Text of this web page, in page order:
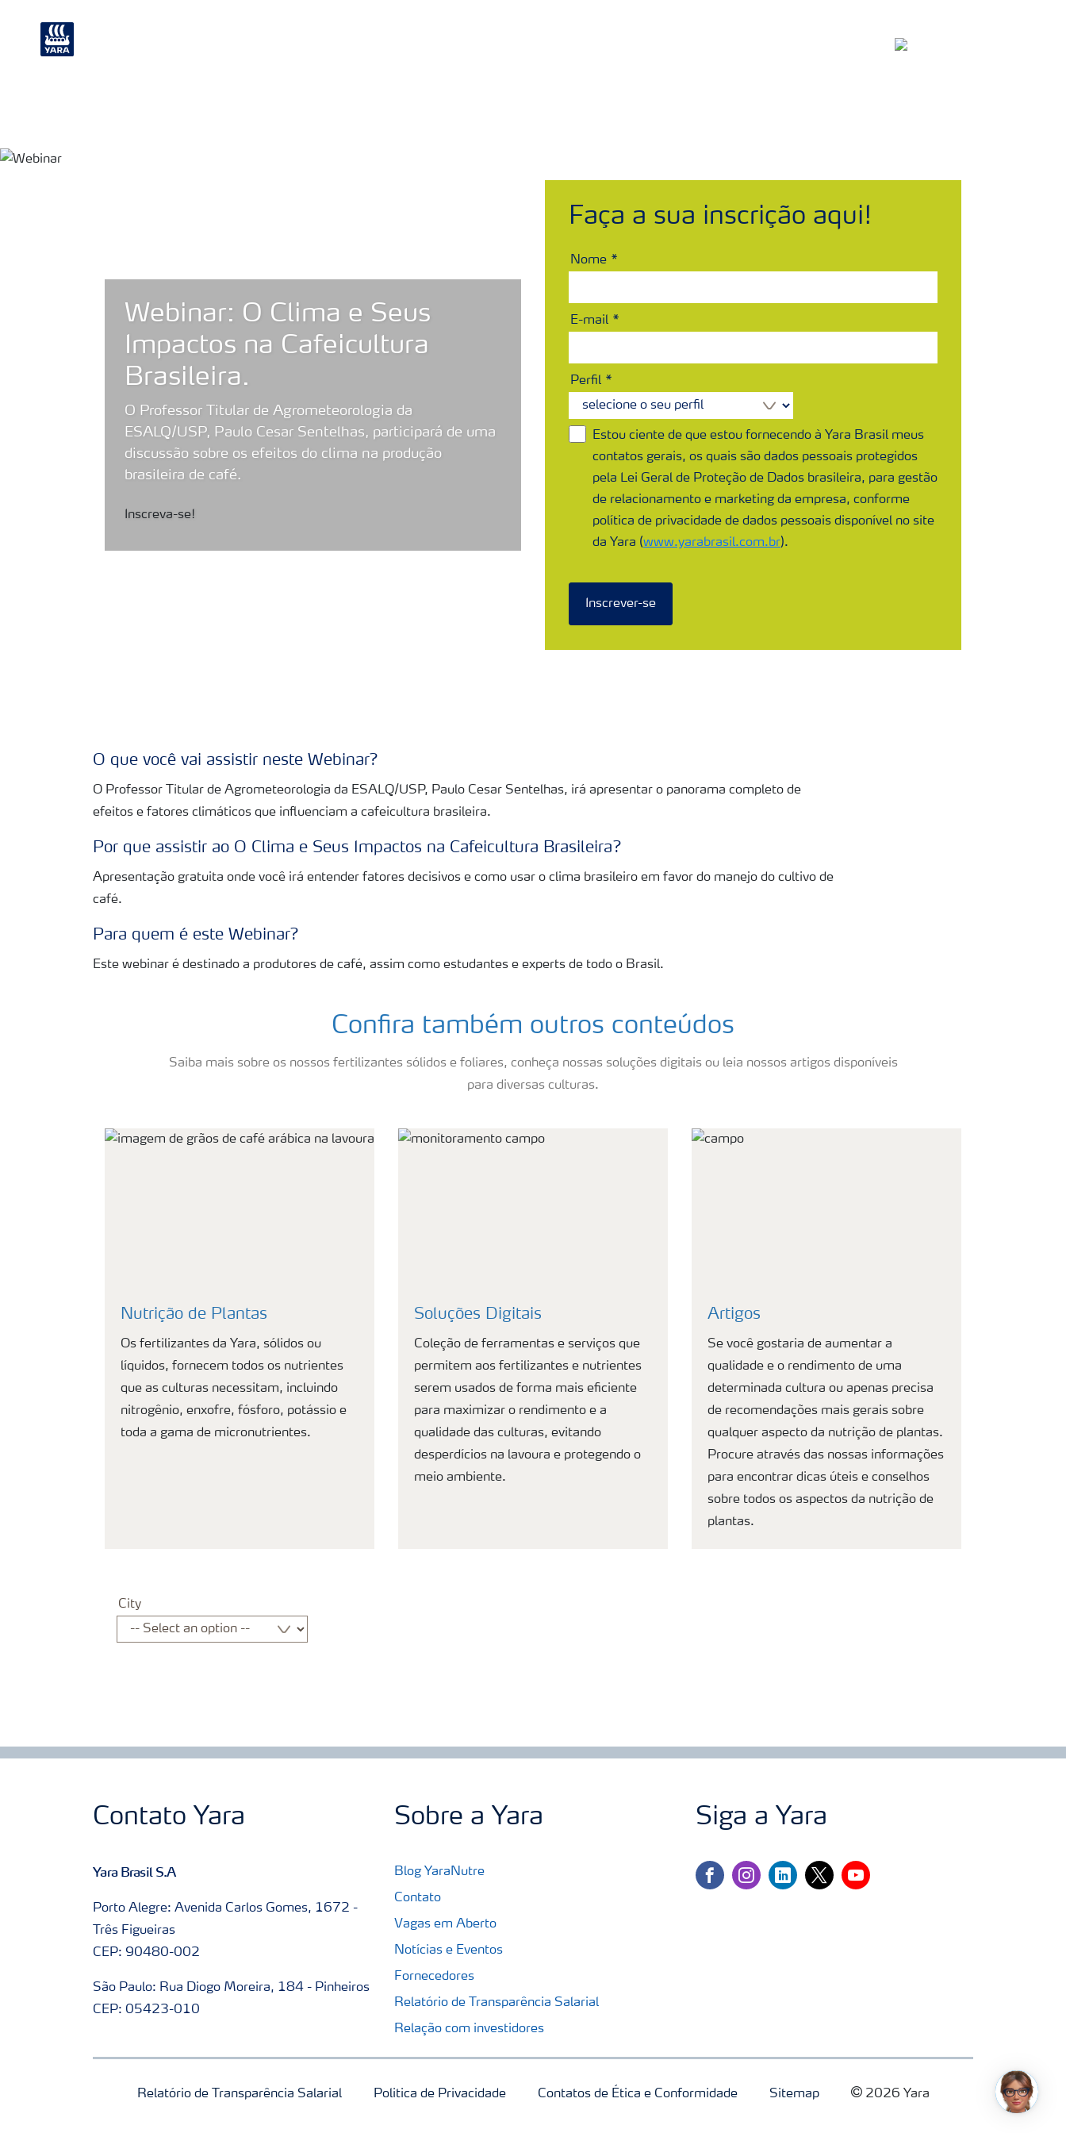
Webinar: O Clima e Seus
Impactos na Cafeicultura
Brasileira.
O Professor Titular de Agrometeorologia da
ESALQ/USP, Paulo Cesar Sentelhas, participará de uma
discussão sobre os efeitos do clima na produção
brasileira de café.
Inscreva-se!
Faça a sua inscrição aqui!
Nome
E-mail
Perfil
Estou ciente de que estou fornecendo à Yara Brasil meus
contatos gerais, os quais são dados pessoais protegidos
pela Lei Geral de Proteção de Dados brasileira, para gestão
de relacionamento e marketing da empresa, conforme
política de privacidade de dados pessoais disponível no site
da Yara (www.yarabrasil.com.br).
Inscrever-se
O que você vai assistir neste Webinar?
O Professor Titular de Agrometeorologia da ESALQ/USP, Paulo Cesar Sentelhas, irá apresentar o panorama completo de
efeitos e fatores climáticos que influenciam a cafeicultura brasileira.
Por que assistir ao O Clima e Seus Impactos na Cafeicultura Brasileira?
Apresentação gratuita onde você irá entender fatores decisivos e como usar o clima brasileiro em favor do manejo do cultivo de
café.
Para quem é este Webinar?
Este webinar é destinado a produtores de café, assim como estudantes e experts de todo o Brasil.
Confira também outros conteúdos
Saiba mais sobre os nossos fertilizantes sólidos e foliares, conheça nossas soluções digitais ou leia nossos artigos disponíveis
para diversas culturas.
Nutrição de Plantas
Os fertilizantes da Yara, sólidos ou
líquidos, fornecem todos os nutrientes
que as culturas necessitam, incluindo
nitrogênio, enxofre, fósforo, potássio e
toda a gama de micronutrientes.
Soluções Digitais
Coleção de ferramentas e serviços que
permitem aos fertilizantes e nutrientes
serem usados de forma mais eficiente
para maximizar o rendimento e a
qualidade das culturas, evitando
desperdícios na lavoura e protegendo o
meio ambiente.
Artigos
Se você gostaria de aumentar a
qualidade e o rendimento de uma
determinada cultura ou apenas precisa
de recomendações mais gerais sobre
qualquer aspecto da nutrição de plantas.
Procure através das nossas informações
para encontrar dicas úteis e conselhos
sobre todos os aspectos da nutrição de
plantas.
City
Contato Yara
Yara Brasil S.A
Porto Alegre: Avenida Carlos Gomes, 1672 -
Três Figueiras
CEP: 90480-002
São Paulo: Rua Diogo Moreira, 184 - Pinheiros
CEP: 05423-010
Sobre a Yara
Blog YaraNutre
Contato
Vagas em Aberto
Notícias e Eventos
Fornecedores
Relatório de Transparência Salarial
Relação com investidores
Siga a Yara
facebookinstagramlinkedintwitteryoutube
Relatório de Transparência Salarial Politica de Privacidade Contatos de Ética e Conformidade Sitemap 2026 Yara